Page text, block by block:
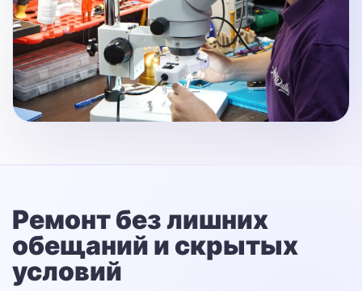
Ремонт без лишних
обещаний и скрытых
условий